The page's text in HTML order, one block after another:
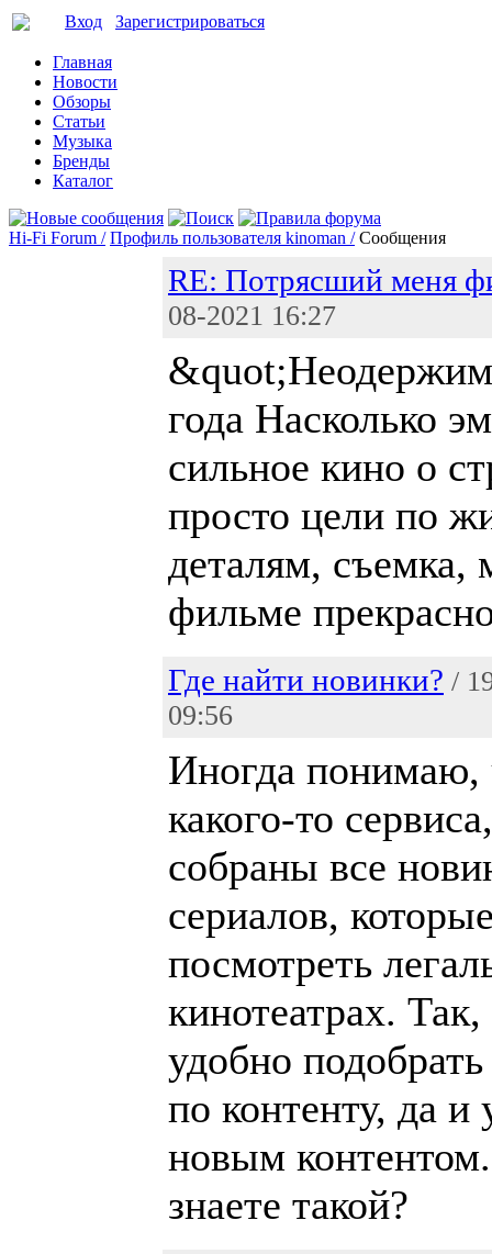
Вход Зарегистрироваться
Главная
Новости
Обзоры
Статьи
Музыка
Бренды
Каталог
Hi-Fi Forum / Профиль пользователя kinoman / Сообщения
RE: Потрясший меня
08-2021 16:27
года Насколько
сильное кино о
просто цели по
деталям,
фильме
Где найти новинки? /
09:56
Иногда понимаю,
какого-то
собраны все
сериалов,
посмотреть
кинотеатрах.
удобно
по контенту, да и
новым
знаете такой?